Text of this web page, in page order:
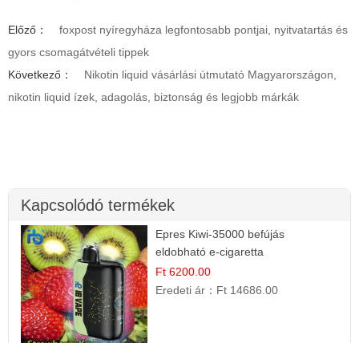
Előző：
foxpost nyíregyháza legfontosabb pontjai, nyitvatartás és
gyors csomagátvételi tippek
Következő：
Nikotin liquid vásárlási útmutató Magyarországon,
nikotin liquid ízek, adagolás, biztonság és legjobb márkák
Kapcsolódó termékek
Epres Kiwi-35000 befújás
eldobható e-cigaretta
Ft 6200.00
Eredeti ár： Ft 14686.00